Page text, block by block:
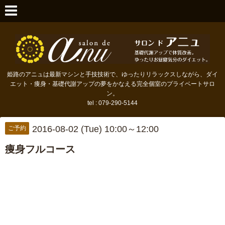
姫路のアニュは最新マシンと手技技術で、ゆったりリラックスしながら、ダイ
エット・痩身・基礎代謝アップの夢をかなえる完全個室のプライベートサロ
ン。
tel : 079-290-5144
ご予約 2016-08-02 (Tue) 10:00～12:00
痩身フルコース